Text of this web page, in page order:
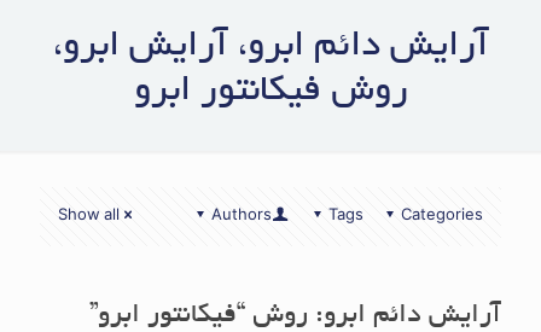
آرایش دائم ابرو، آرایش ابرو،
روش فیکانتور ابرو
Categories
Tags
Authors
Show all
آرایش دائم ابرو: روش “فیکانتور ابرو”